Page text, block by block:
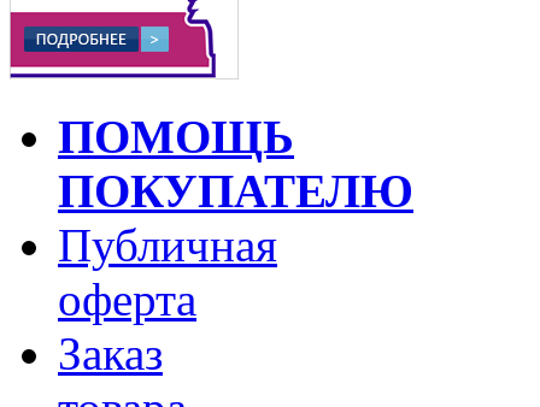
ПОМОЩЬ
ПОКУПАТЕЛЮ
Публичная
оферта
Заказ